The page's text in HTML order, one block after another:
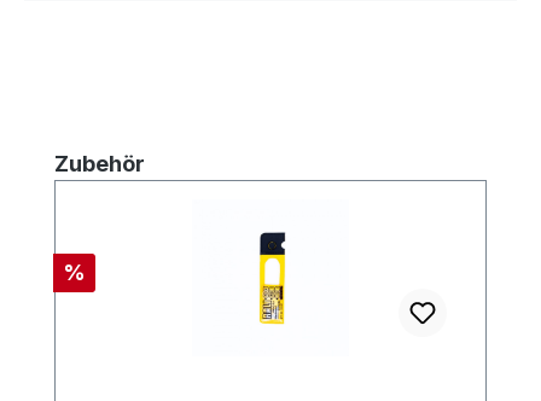
Produktgalerie überspringen
Zubehör
Rabatt
%